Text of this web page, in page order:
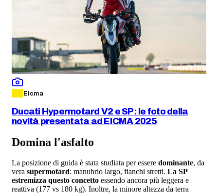
Eicma
Ducati Hypermotard V2 e SP: le foto della
novità presentata ad EICMA 2025
Domina l'asfalto
La posizione di guida è stata studiata per essere dominante, da
vera supermotard: manubrio largo, fianchi stretti. La SP
estremizza questo concetto essendo ancora più leggera e
reattiva (177 vs 180 kg). Inoltre, la minore altezza da terra